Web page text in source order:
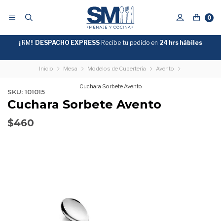
0
GRATIS
SOBRE
¡¡RM!! DESPACHO EXPRESS Recíbe tu pedido en 24 hrs hábiles
Inicio Mesa Modelos de Cubertería Avento
Cuchara Sorbete Avento
SKU: 101015
Cuchara Sorbete Avento
$460